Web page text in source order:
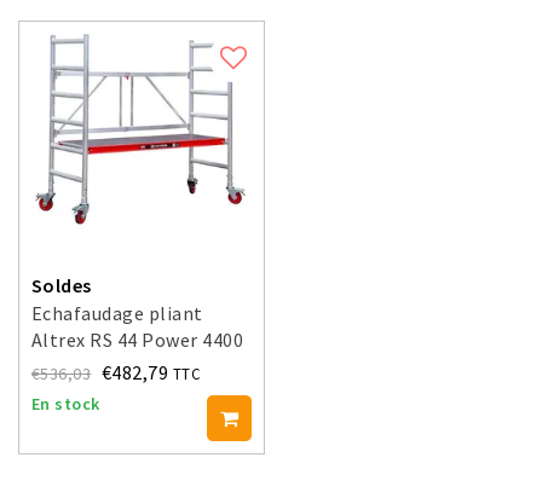
Soldes
Echafaudage pliant
Altrex RS 44 Power 4400
€536,03 €482,79 TTC
En stock